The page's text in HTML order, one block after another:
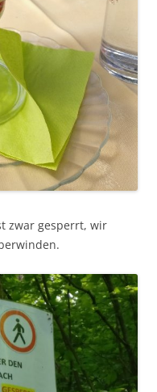
zwar gesperrt, wir